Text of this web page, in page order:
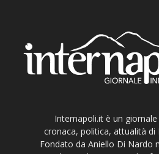
Internapoli.it è un
cronaca, politica, attualità di
Fondato da Aniello Di Nardo